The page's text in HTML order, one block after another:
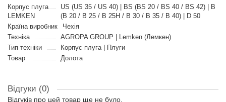
Корпус плуга
LEMKEN
US (US 35 / US 40) | BS (BS 20 / BS 40 / BS 42) | B
(B 20 / B 25 / B 25H / B 30 / B 35 / B 40) | D 50
Країна виробник
Чехія
Техніка
AGROPA GROUP | Lemken (Лемкен)
Тип техніки
Корпус плуга | Плуги
Товар
Долота
Відгуки (0)
Відгуків про цей товар ще не було.